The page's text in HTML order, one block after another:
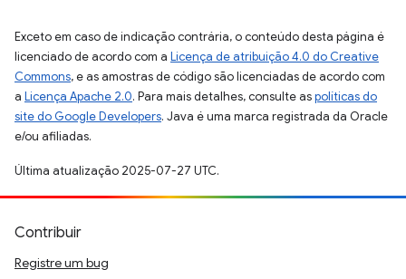
Exceto em caso de indicação contrária, o conteúdo desta página é
licenciado de acordo com a Licença de atribuição 4.0 do Creative
Commons, e as amostras de código são licenciadas de acordo com
a Licença Apache 2.0. Para mais detalhes, consulte aspolíticas do
site do Google Developers. Java é uma marca registrada da Oracle
e/ou afiliadas.
Última atualização 2025-07-27 UTC.
Contribuir
Registre um bug